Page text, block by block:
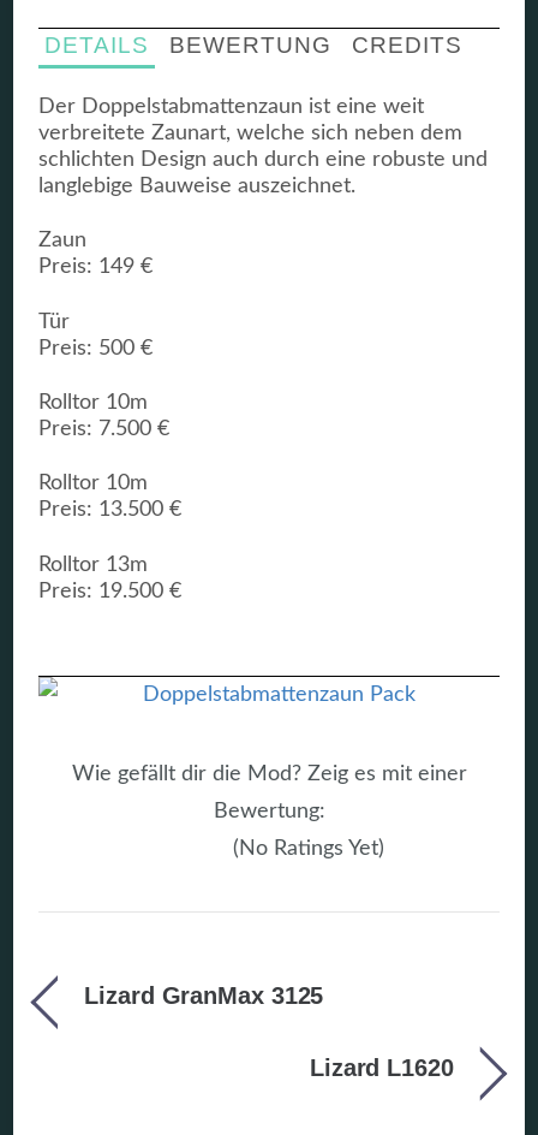
DETAILS BEWERTUNG CREDITS
Der Doppelstabmattenzaun ist eine weit
verbreitete Zaunart, welche sich neben dem
schlichten Design auch durch eine robuste und
langlebige Bauweise auszeichnet.
Zaun
Preis: 149 €
Tür
Preis: 500 €
Rolltor 10m
Preis: 7.500 €
Rolltor 10m
Preis: 13.500 €
Rolltor 13m
Preis: 19.500 €
Wie gefällt dir die Mod? Zeig es mit einer
Bewertung:
(No Ratings Yet)
Lizard GranMax 3125
Lizard L1620